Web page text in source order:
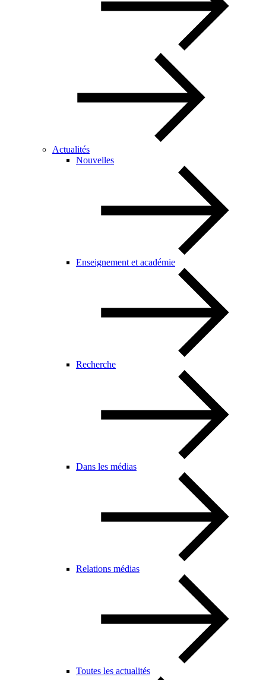
Actualités
Nouvelles
Enseignement et académie
Recherche
Dans les médias
Relations médias
Toutes les actualités